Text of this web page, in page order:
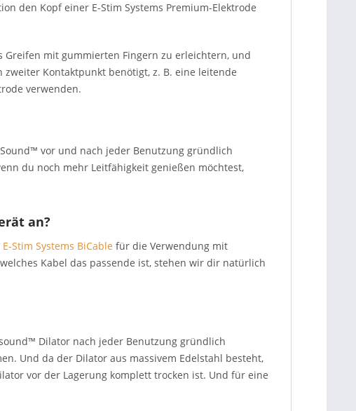
den Kopf einer E-Stim Systems Premium-Elektrode
Greifen mit gummierten Fingern zu erleichtern, und
Kontaktpunkt benötigt, z. B. eine leitende
verwenden.
vor und nach jeder Benutzung gründlich
du noch mehr Leitfähigkeit genießen möchtest,
an?
E-Stim Systems BiCable für die Verwendung mit
Kabel das passende ist, stehen wir dir natürlich
Dilator nach jeder Benutzung gründlich
Und da der Dilator aus massivem Edelstahl besteht,
vor der Lagerung komplett trocken ist. Und für eine